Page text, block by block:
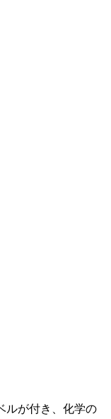
ルが付き、化学の